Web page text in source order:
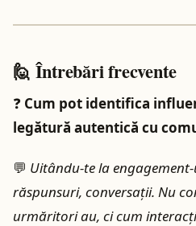
🙋 Întrebări frecvente
❓ Cum pot identifica
legătură autentică cu
💬 Uitându-te la
răspunsuri, conversații. Nu
urmăritori au, ci cum